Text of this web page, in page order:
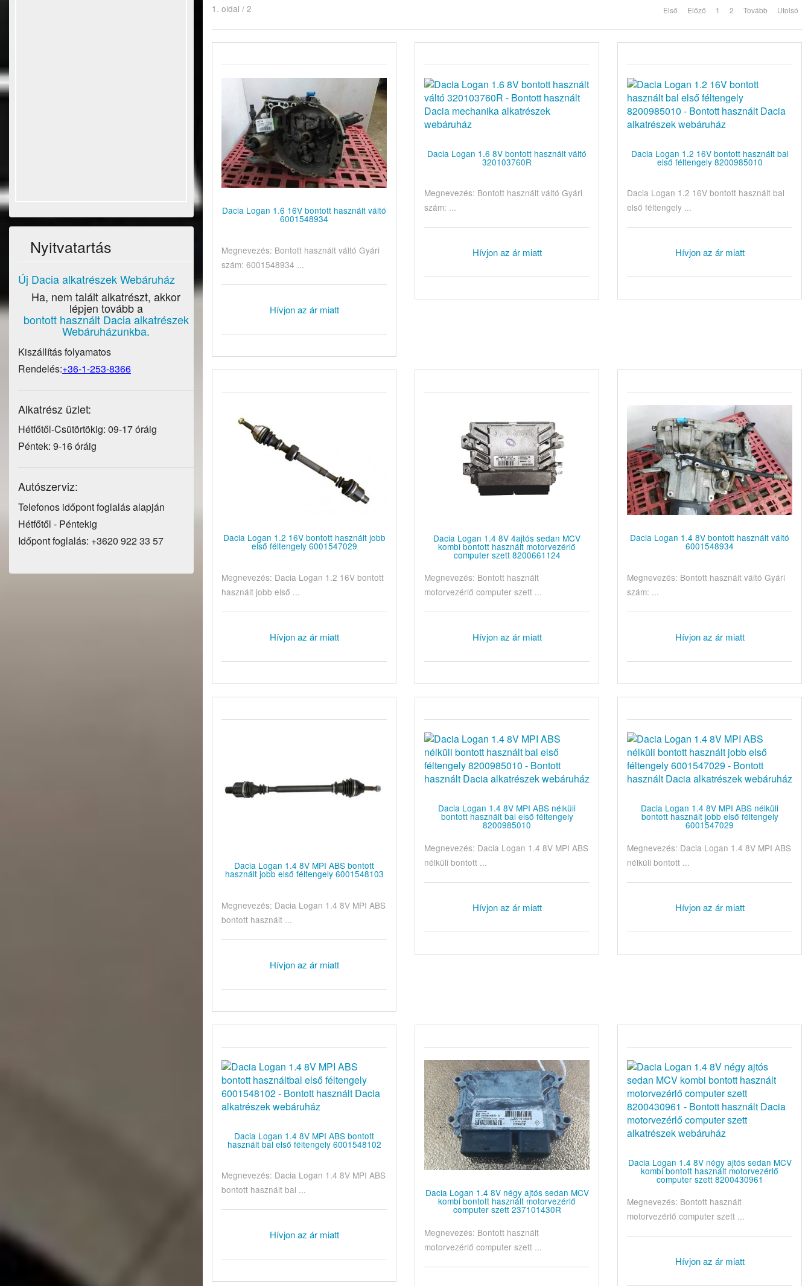
1. oldal / 2 Első Előző 1 2 Tovább Utolsó
Dacia Logan 1.6 16V bontott használt váltó
6001548934
Megnevezés: Bontott használt váltó Gyári
szám: 6001548934 ...
Hívjon az ár miatt
Dacia Logan 1.6 8V bontott használt váltó
320103760R
Megnevezés: Bontott használt váltó Gyári
szám: ...
Hívjon az ár miatt
Dacia Logan 1.2 16V bontott használt bal
első féltengely 8200985010
Dacia Logan 1.2 16V bontott használt bal
első féltengely ...
Hívjon az ár miatt
Dacia Logan 1.2 16V bontott használt jobb
első féltengely 6001547029
Megnevezés: Dacia Logan 1.2 16V bontott
használt jobb első ...
Hívjon az ár miatt
Dacia Logan 1.4 8V 4ajtós sedan MCV
kombi bontott használt motorvezérlő
computer szett 8200661124
Megnevezés: Bontott használt
motorvezérlő computer szett ...
Hívjon az ár miatt
Dacia Logan 1.4 8V bontott használt váltó
6001548934
Megnevezés: Bontott használt váltó Gyári
szám: ...
Hívjon az ár miatt
Dacia Logan 1.4 8V MPI ABS bontott
használt jobb első féltengely 6001548103
Megnevezés: Dacia Logan 1.4 8V MPI ABS
bontott használt ...
Hívjon az ár miatt
Dacia Logan 1.4 8V MPI ABS nélküli
bontott használt bal első féltengely
8200985010
Megnevezés: Dacia Logan 1.4 8V MPI ABS
nélküli bontott ...
Hívjon az ár miatt
Dacia Logan 1.4 8V MPI ABS nélküli
bontott használt jobb első féltengely
6001547029
Megnevezés: Dacia Logan 1.4 8V MPI ABS
nélküli bontott ...
Hívjon az ár miatt
Dacia Logan 1.4 8V MPI ABS bontott
használt bal első féltengely 6001548102
Megnevezés: Dacia Logan 1.4 8V MPI ABS
bontott használt bal ...
Hívjon az ár miatt
Dacia Logan 1.4 8V négy ajtós sedan MCV
kombi bontott használt motorvezérlő
computer szett 237101430R
Megnevezés: Bontott használt
motorvezérlő computer szett ...
Dacia Logan 1.4 8V négy ajtós sedan MCV
kombi bontott használt motorvezérlő
computer szett 8200430961
Megnevezés: Bontott használt
motorvezérlő computer szett ...
Hívjon az ár miatt
Nyitvatartás
Új Dacia alkatrészek Webáruház
Ha, nem talált alkatrészt, akkor
lépjen tovább a
bontott használt Dacia alkatrészek
Webáruházunkba.
Kiszállítás folyamatos
Rendelés:+36-1-253-8366
Alkatrész üzlet:
Hétfőtől-Csütörtökig: 09-17 óráig
Péntek: 9-16 óráig
Autószerviz:
Telefonos időpont foglalás alapján
Hétfőtől - Péntekig
Időpont foglalás: +3620 922 33 57